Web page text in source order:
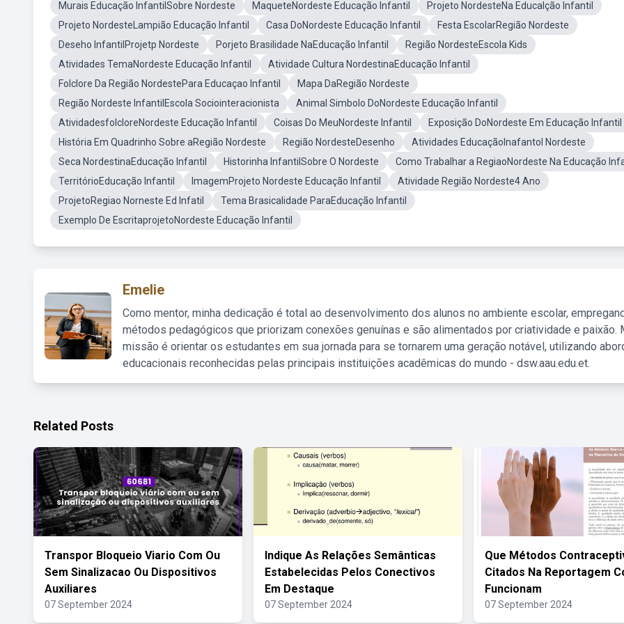
Murais Educação InfantilSobre Nordeste MaqueteNordeste Educação Infantil
Projeto NordesteNa Educalção Infantil
Projeto NordesteLampião Educação Infantil
Casa DoNordeste Educação Infantil
Festa EscolarRegião Nordeste
Deseho InfantilProjetp Nordeste
Porjeto Brasilidade NaEducação Infantil
Região NordesteEscola Kids
Atividades TemaNordeste Educação Infantil
Atividade Cultura NordestinaEducação Infantil
Folclore Da Região NordestePara Educaçao Infantil
Mapa DaRegião Nordeste
Região Nordeste InfantilEscola Sociointeracionista
Animal Simbolo DoNordeste Educação Infantil
AtividadesfolcloreNordeste Educação Infantil
Coisas Do MeuNordeste Infantil
Exposição DoNordeste Em Educação Infantil
História Em Quadrinho Sobre aRegião Nordeste
Região NordesteDesenho
Atividades EducaçãoInafantol Nordeste
Seca NordestinaEducação Infantil
Historinha InfantilSobre O Nordeste
Como Trabalhar a RegiaoNordeste Na Educação
TerritórioEducação Infantil
ImagemProjeto Nordeste Educação Infantil
Atividade Região Nordeste4 Ano
ProjetoRegiao Norneste Ed Infatil
Tema Brasicalidade ParaEducação Infantil
Exemplo De EscritaprojetoNordeste Educação Infantil
Emelie
Como mentor, minha dedicação é total ao desenvolvimento dos alunos no ambiente escolar,
métodos pedagógicos que priorizam conexões genuínas e são alimentados por criatividade e paixão.
missão é orientar os estudantes em sua jornada para se tornarem uma geração notável, utilizando
educacionais reconhecidas pelas principais instituições acadêmicas do mundo - dsw.aau.edu.et.
Related Posts
Transpor Bloqueio Viario Com Ou
Sem Sinalizacao Ou Dispositivos
Auxiliares
07 September 2024
Indique As Relações Semânticas
Estabelecidas Pelos Conectivos
Em Destaque
07 September 2024
Que Métodos
Citados Na Reportagem
Funcionam
07 September 2024